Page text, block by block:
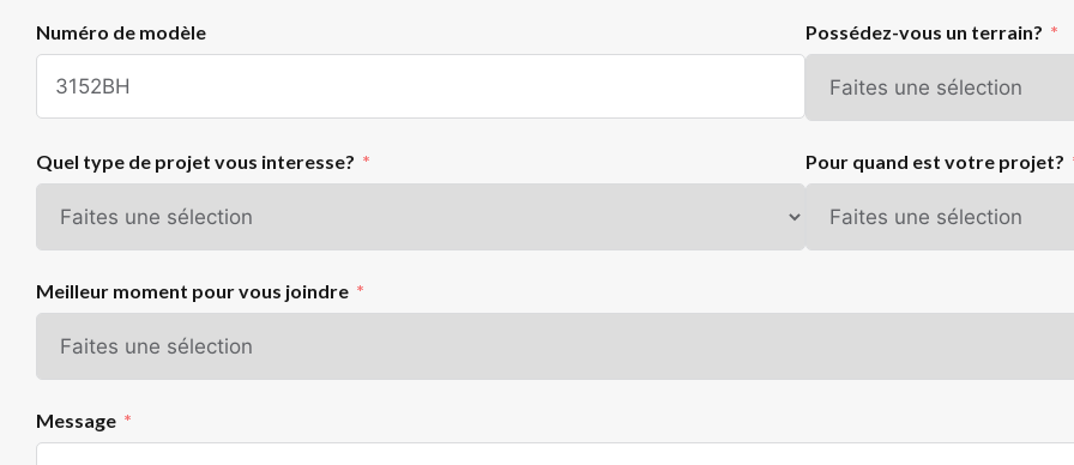
Numéro de modèle Possédez-vous un terrain?
Quel type de projet vous interesse? Pour quand est votre projet?
Meilleur moment pour vous joindre
Message